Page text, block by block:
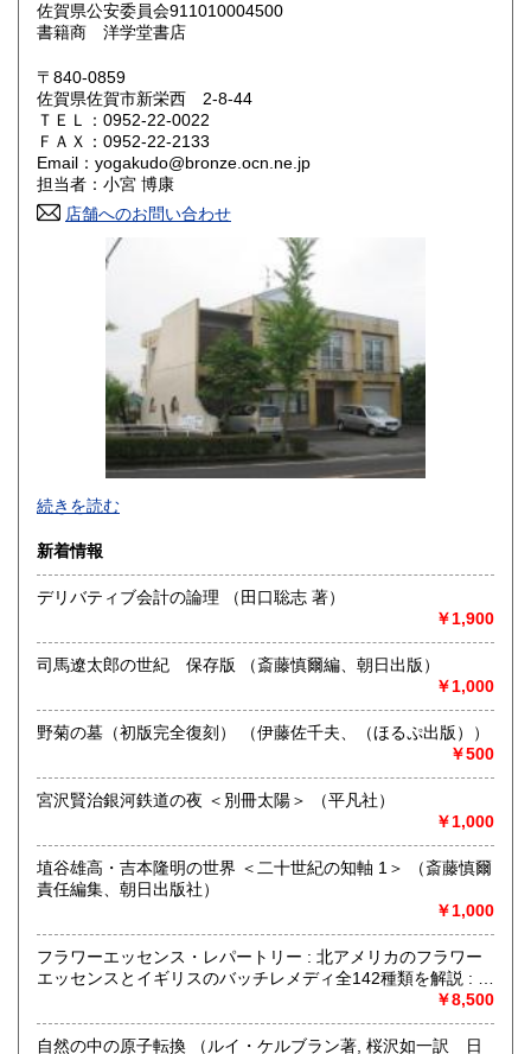
鳥取県 460円
岡山県
山口県 460円
香川県 愛媛県
高知県 460円
長崎県
460円 大分県
460円 鹿児島県
460円
佐賀県公安委員会911010004500
書籍商 洋学堂書店
〒840-0859
佐賀県佐賀市新栄西 2-8-44
ＴＥＬ：0952-22-0022
ＦＡＸ：0952-22-2133
Email：yogakudo@bronze.ocn.ne.jp
担当者：小宮 博康
店舗へのお問い合わせ
T3810830059146
※商店形式ではなく通販主体の、倉庫＋事務所形式の営業で
す。通販歴35年。出張等で不在も多く、店主不在の場合店頭
対応できません。
す。ご覧になりたい本をメールにて
yogakudo@bronze.ocn.ne.jp）前もってご連絡いただき、お
申し訳ございませんが倉庫へのお立ち入りは、安全と商品管
理上お断りいたしております。
古文書類・和洋学術書・経営学・会計学・出版事業。在庫20
万冊。
JR佐賀駅よりタクシー15分（久保田タクシー0952-29-4141
鍋島駅からは15分ほど歩きすこし不便です。
続きを読む
新着情報
デリバティブ会計の論理 （田口聡志 著）
￥1,900
司馬遼太郎の世紀 保存版 （斎藤慎爾編、朝日出版）
￥1,000
野菊の墓（初版完全復刻） （伊藤佐千夫、（ほるぷ出版））
￥500
宮沢賢治銀河鉄道の夜 ＜別冊太陽＞ （平凡社）
￥1,000
埴谷雄高・吉本隆明の世界 ＜二十世紀の知軸 1＞ （斎藤慎爾
責任編集、朝日出版社）
￥1,000
フラワーエッセンス・レパートリー : 北アメリカのフラワー
エッセンスとイギリスのバッチレメディ全142種類を解説 : 心
と魂を癒す、花療法の総合ガイドFlower essence repertory
（パトリシア・カミンスキ, リチャード・キャッツ 著 ; 王由
衣 訳、BABジャパン出版局）
￥8,500
自然の中の原子転換 （ルイ・ケルブラン著, 桜沢如一訳 日